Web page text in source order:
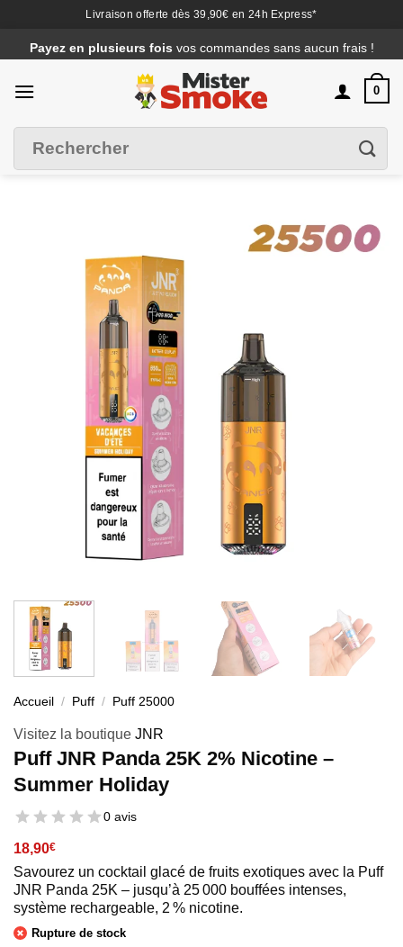
Livraison offerte dès 39,90€ en 24h Express*
au
contenu
Payez en plusieurs fois vos commandes sans aucun frais !
0
pour :
Accueil / Puff / Puff 25000
Visitez la boutique JNR
Puff JNR Panda 25K 2% Nicotine –
Summer Holiday
0 avis
18,90€
Savourez un cocktail glacé de fruits exotiques avec la Puff
JNR Panda 25K – jusqu’à 25 000 bouffées intenses,
système rechargeable, 2 % nicotine.
Rupture de stock